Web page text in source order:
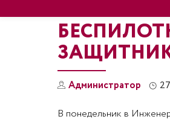
Администратор
В понедельник в